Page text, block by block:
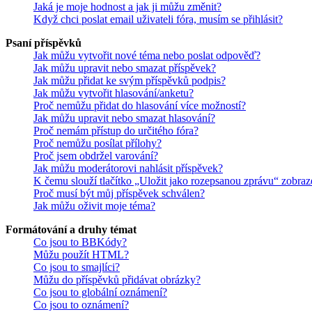
Jaká je moje hodnost a jak ji můžu změnit?
Když chci poslat email uživateli fóra, musím se přihlásit?
Psaní příspěvků
Jak můžu vytvořit nové téma nebo poslat odpověď?
Jak můžu upravit nebo smazat příspěvek?
Jak můžu přidat ke svým příspěvků podpis?
Jak můžu vytvořit hlasování/anketu?
Proč nemůžu přidat do hlasování více možností?
Jak můžu upravit nebo smazat hlasování?
Proč nemám přístup do určitého fóra?
Proč nemůžu posílat přílohy?
Proč jsem obdržel varování?
Jak můžu moderátorovi nahlásit příspěvek?
K čemu slouží tlačítko „Uložit jako rozepsanou zprávu“
Proč musí být můj příspěvek schválen?
Jak můžu oživit moje téma?
Formátování a druhy témat
Co jsou to BBKódy?
Můžu použít HTML?
Co jsou to smajlíci?
Můžu do příspěvků přidávat obrázky?
Co jsou to globální oznámení?
Co jsou to oznámení?